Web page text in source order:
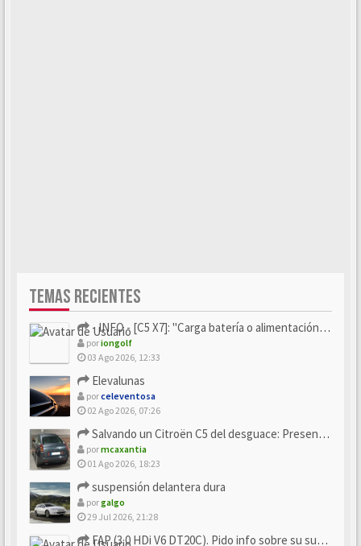
TEMAS RECIENTES
- INFO - [C5 X7]: "Carga batería o alimentación eléctri...
poriongolf
03 Ago 2026, 12:33
Elevalunas
porceleventosa
02 Ago 2026, 07:26
Salvando un Citroën C5 del desguace: Presentación y seguimiento
pormcaxantia
01 Ago 2026, 18:23
suspensión delantera dura
porgalgo
29 Jul 2026, 21:28
FAP (3.0 HDi V6 DT20C). Pido info sobre su sustitución